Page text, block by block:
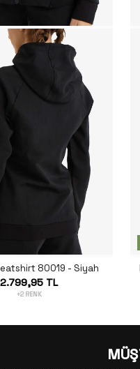
80019 - Siyah
2.799,95 TL
+2 RENK